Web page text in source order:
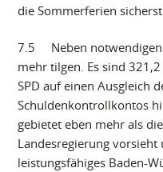
die Sommerferien
7.5 Neben notwendigen
mehr tilgen. Es sind
SPD auf einen Ausgleich
Schuldenkontrollkontos
gebietet eben mehr als
Landesregierung
leistungsfähiges Baden-